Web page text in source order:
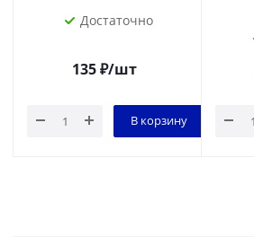
Достаточно
135₽/шт
В корзину